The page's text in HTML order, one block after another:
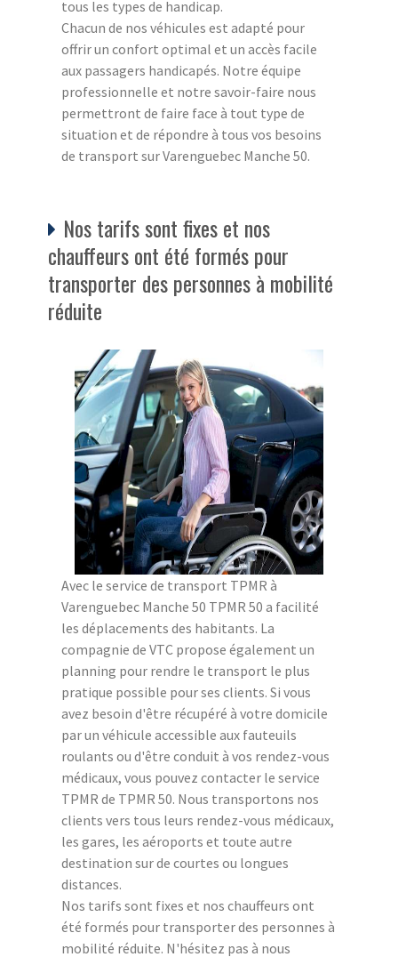
tous les types de handicap.
Chacun de nos véhicules est adapté pour
offrir un confort optimal et un accès facile
aux passagers handicapés. Notre équipe
professionnelle et notre savoir-faire nous
permettront de faire face à tout type de
situation et de répondre à tous vos besoins
de transport sur Varenguebec Manche 50.
Nos tarifs sont fixes et nos
chauffeurs ont été formés pour
transporter des personnes à mobilité
réduite
Avec le service de transport TPMR à
Varenguebec Manche 50 TPMR 50 a facilité
les déplacements des habitants. La
compagnie de VTC propose également un
planning pour rendre le transport le plus
pratique possible pour ses clients. Si vous
avez besoin d'être récupéré à votre domicile
par un véhicule accessible aux fauteuils
roulants ou d'être conduit à vos rendez-vous
médicaux, vous pouvez contacter le service
TPMR de TPMR 50. Nous transportons nos
clients vers tous leurs rendez-vous médicaux,
les gares, les aéroports et toute autre
destination sur de courtes ou longues
distances.
Nos tarifs sont fixes et nos chauffeurs ont
été formés pour transporter des personnes à
mobilité réduite. N'hésitez pas à nous